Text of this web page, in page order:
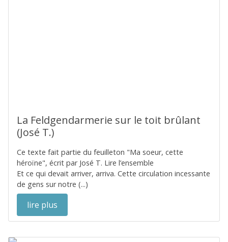
La Feldgendarmerie sur le toit brûlant
(José T.)
Ce texte fait partie du feuilleton "Ma soeur, cette
héroïne", écrit par José T. Lire l’ensemble
Et ce qui devait arriver, arriva. Cette circulation incessante
de gens sur notre (...)
lire plus